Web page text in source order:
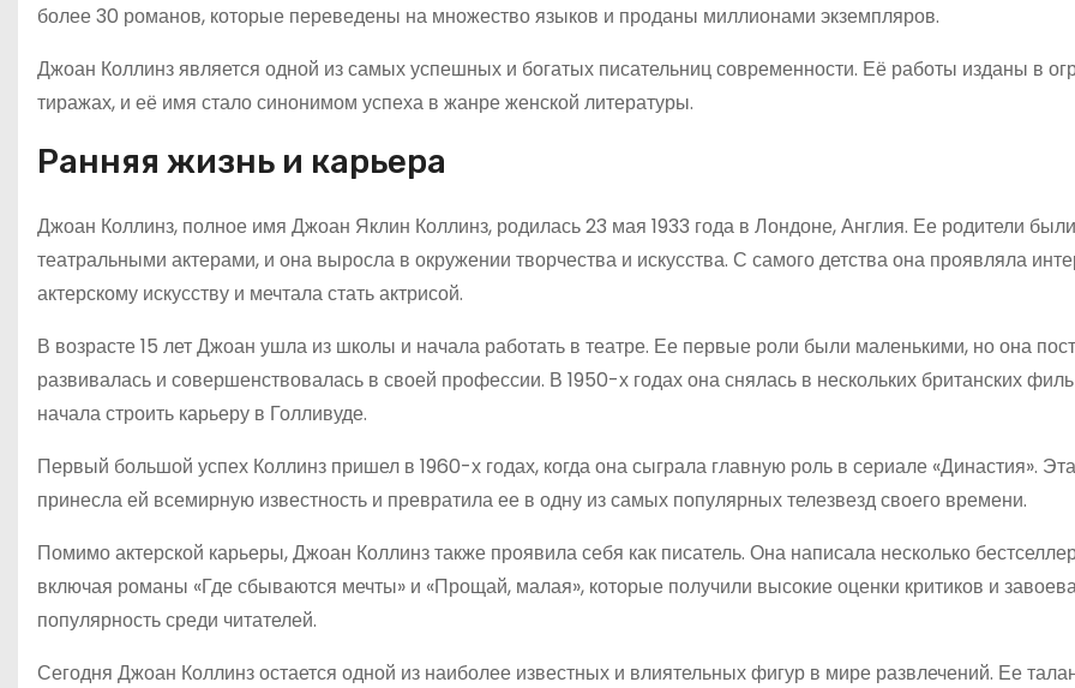
более 30 романов, которые переведены на множество языков и проданы миллионами экземпляров.
Джоан Коллинз является одной из самых успешных и богатых писательниц современности. Её работы изданы в
тиражах, и её имя стало синонимом успеха в жанре женской литературы.
Ранняя жизнь и карьера
Джоан Коллинз, полное имя Джоан Яклин Коллинз, родилась 23 мая 1933 года в Лондоне, Англия. Ее родители были
театральными актерами, и она выросла в окружении творчества и искусства. С самого детства она проявляла
актерскому искусству и мечтала стать актрисой.
В возрасте 15 лет Джоан ушла из школы и начала работать в театре. Ее первые роли были маленькими, но она
развивалась и совершенствовалась в своей профессии. В 1950-х годах она снялась в нескольких британских
начала строить карьеру в Голливуде.
Первый большой успех Коллинз пришел в 1960-х годах, когда она сыграла главную роль в сериале «Династия».
принесла ей всемирную известность и превратила ее в одну из самых популярных телезвезд своего времени.
Помимо актерской карьеры, Джоан Коллинз также проявила себя как писатель. Она написала несколько
включая романы «Где сбываются мечты» и «Прощай, малая», которые получили высокие оценки критиков и
популярность среди читателей.
Сегодня Джоан Коллинз остается одной из наиболее известных и влиятельных фигур в мире развлечений. Ее